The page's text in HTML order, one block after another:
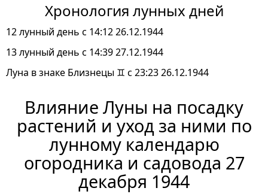
Хронология лунных дней
12 лунный день с 14:12 26.12.1944
13 лунный день с 14:39 27.12.1944
Луна в знаке Близнецы ♊ с 23:23 26.12.1944
Влияние Луны на посадку
растений и уход за ними по
лунному календарю
огородника и садовода 27
декабря 1944